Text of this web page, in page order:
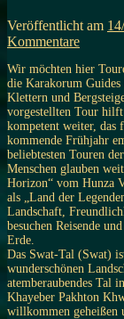
Veröffentlicht am
Kommentare
Wir möchten hier
die Karakorum Guides
Klettern und
vorgestellten Tour
kompetent weiter, das
kommende Frühjahr
beliebtesten Touren
Menschen glauben
Horizon“ vom Hunza
als „Land der
Landschaft,
besuchen Reisende
Erde.
Das Swat-Tal (Swat)
wunderschönen
atemberaubendes Tal
Khayeber Pakhton
willkommen geheißen